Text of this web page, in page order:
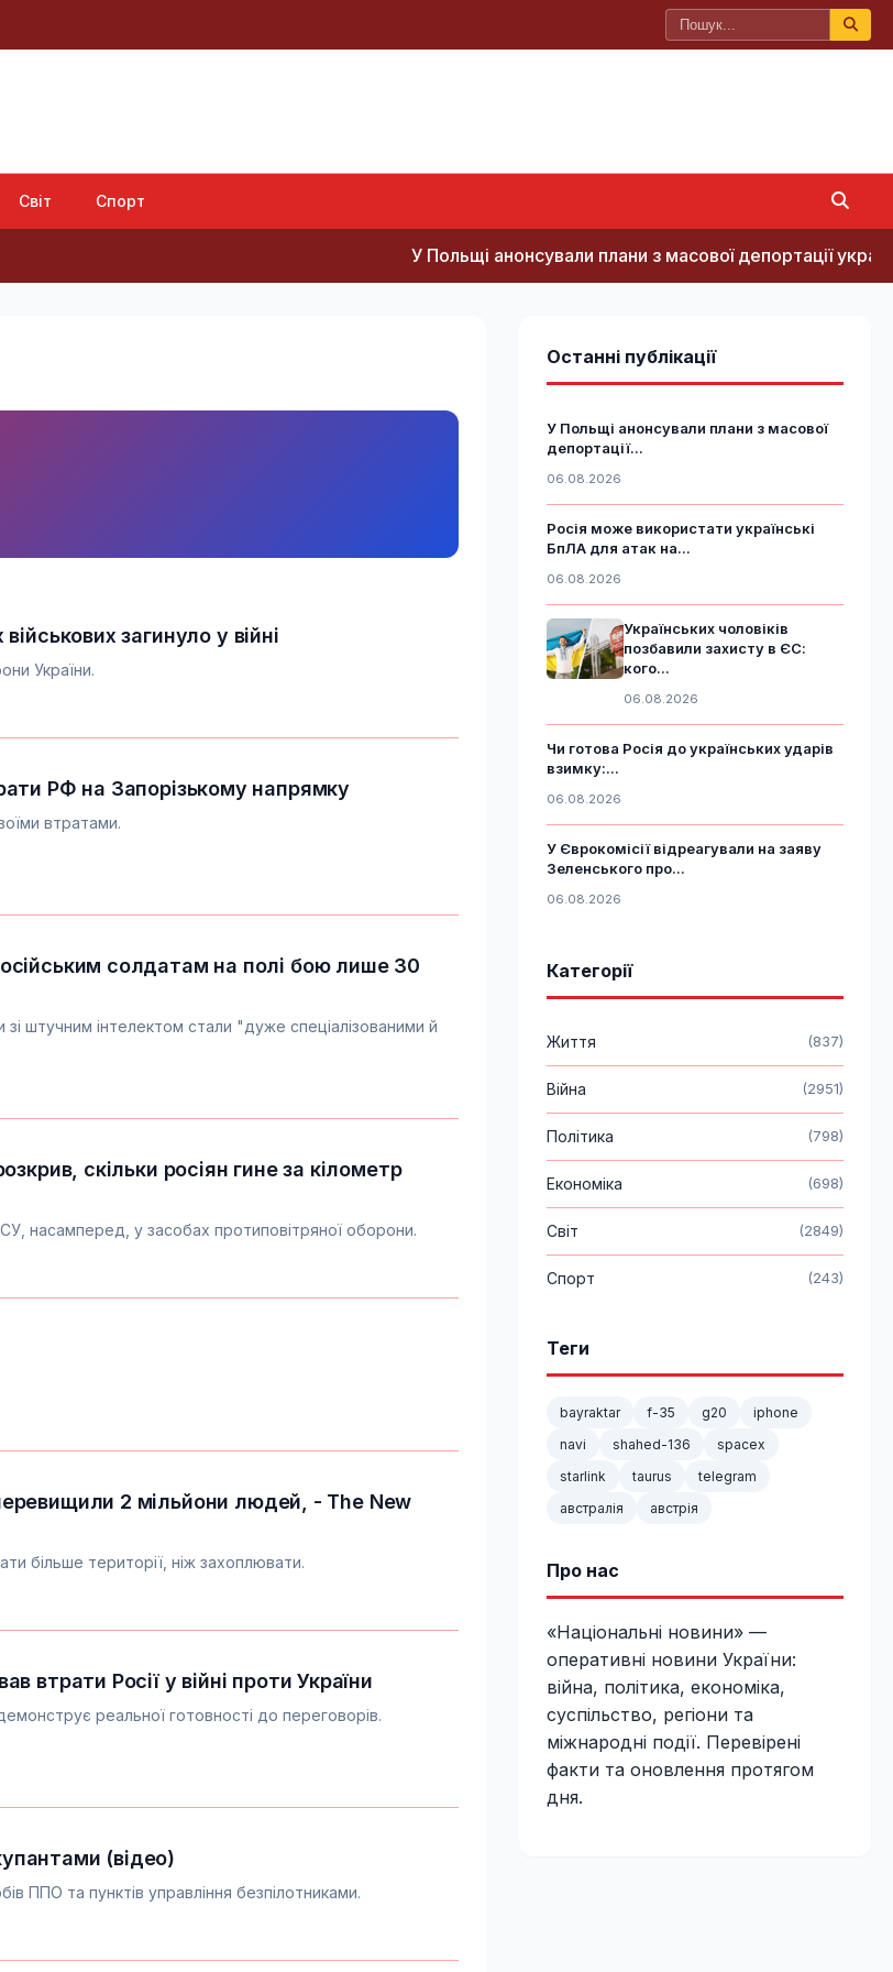
Світ Спорт
У Польщі анонсували плани з масової депортації українців, -
загинуло у війні
України.
РФ на Запорізькому напрямку
втратами.
солдатам на полі бою лише 30
штучним інтелектом стали "дуже спеціалізованими й
скільки росіян гине за кілометр
насамперед, у засобах протиповітряної оборони.
2 мільйони людей, - The New
більше території, ніж захоплювати.
втрати Росії у війні проти України
реальної готовності до переговорів.
(відео)
ППО та пунктів управління безпілотниками.
Останні публікації
У Польщі анонсували плани з масової
депортації...
06.08.2026
Росія може використати українські
БпЛА для атак на...
06.08.2026
Українських чоловіків
позбавили захисту в ЄС:
кого...
06.08.2026
Чи готова Росія до українських ударів
взимку:...
06.08.2026
У Єврокомісії відреагували на заяву
Зеленського про...
06.08.2026
Категорії
Життя (837)
Війна (2951)
Політика (798)
Економіка (698)
Світ (2849)
Спорт (243)
Теги
bayraktar f-35 g20
iphone
navi
shahed-136
spacex
starlink
taurus
telegram
австралія
австрія
Про нас
«Національні новини» —
оперативні новини України:
війна, політика, економіка,
суспільство, регіони та
міжнародні події. Перевірені
факти та оновлення протягом
дня.